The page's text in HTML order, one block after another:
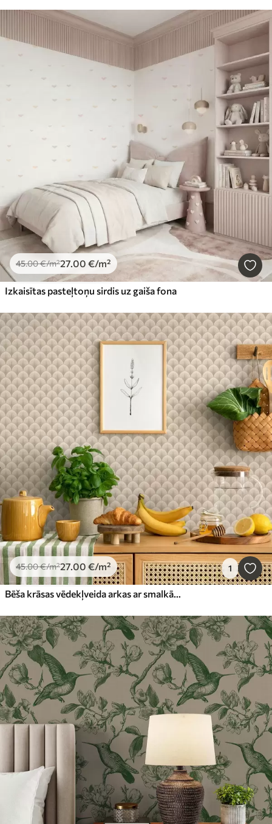
45.00€/m²27.00 €/m²
Izkaisītas pasteļtoņu sirdis uz gaiša fona
45.00€/m²27.00 €/m² 1
Bēša krāsas vēdekļveida arkas ar smalkām starām uz gaiša fona